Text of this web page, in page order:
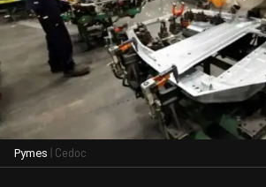
Pymes | Cedoc